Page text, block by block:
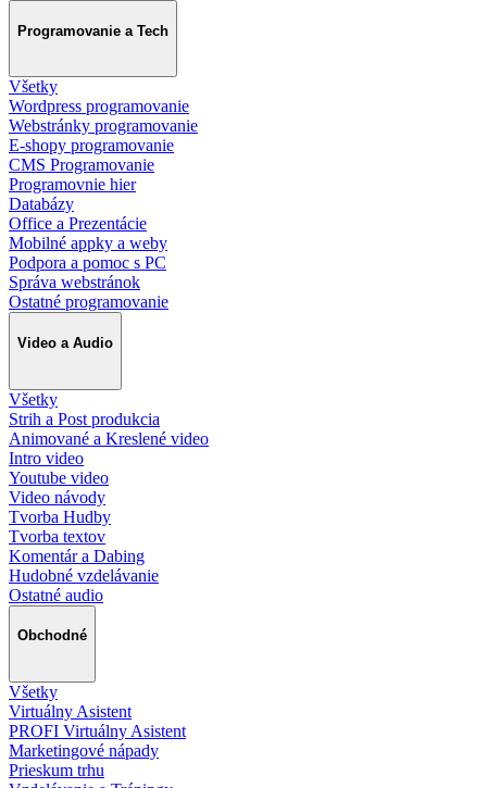
Programovanie a Tech
Všetky
Wordpress programovanie
Webstránky programovanie
E-shopy programovanie
CMS Programovanie
Programovnie hier
Databázy
Office a Prezentácie
Mobilné appky a weby
Podpora a pomoc s PC
Správa webstránok
Ostatné programovanie
Video a Audio
Všetky
Strih a Post produkcia
Animované a Kreslené video
Intro video
Youtube video
Video návody
Tvorba Hudby
Tvorba textov
Komentár a Dabing
Hudobné vzdelávanie
Ostatné audio
Obchodné
Všetky
Virtuálny Asistent
PROFI Virtuálny Asistent
Marketingové nápady
Prieskum trhu